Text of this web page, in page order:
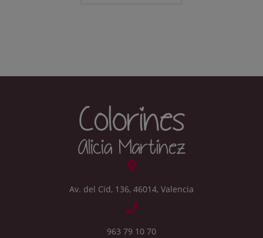
Av. del Cid, 136, 46014, Valencia
963 79 10 70